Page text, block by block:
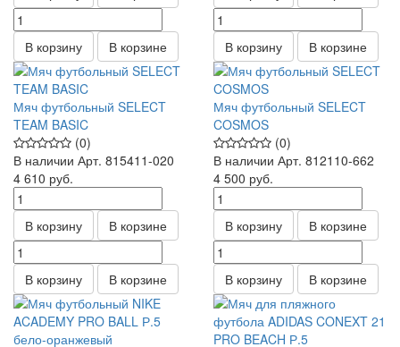
В корзину В корзине В корзину В корзине
Мяч футбольный SELECT
TEAM BASIC
(0)
В наличии Арт. 815411-020
4 610 руб.
В корзину В корзине
В корзину В корзине
Мяч футбольный SELECT
COSMOS
(0)
В наличии Арт. 812110-662
4 500 руб.
В корзину В корзине
В корзину В корзине